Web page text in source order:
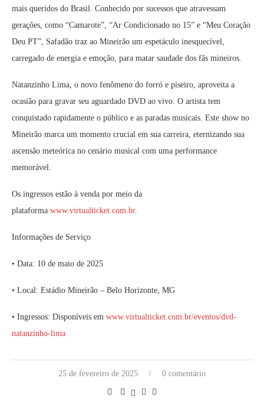
mais queridos do Brasil. Conhecido por sucessos que atravessam
gerações, como “Camarote”, “Ar Condicionado no 15” e “Meu Coração
Deu PT”, Safadão traz ao Mineirão um espetáculo inesquecível,
carregado de energia e emoção, para matar saudade dos fãs mineiros.
Natanzinho Lima, o novo fenômeno do forró e piseiro, aproveita a
ocasião para gravar seu aguardado DVD ao vivo. O artista tem
conquistado rapidamente o público e as paradas musicais. Este show no
Mineirão marca um momento crucial em sua carreira, eternizando sua
ascensão meteórica no cenário musical com uma performance
memorável.
Os ingressos estão à venda por meio da
plataforma www.virtualticket.com.br.
Informações de Serviço
• Data: 10 de maio de 2025
• Local: Estádio Mineirão – Belo Horizonte, MG
• Ingressos: Disponíveis em www.virtualticket.com.br/eventos/dvd-
natanzinho-lima
25 de fevereiro de 2025 0 comentário